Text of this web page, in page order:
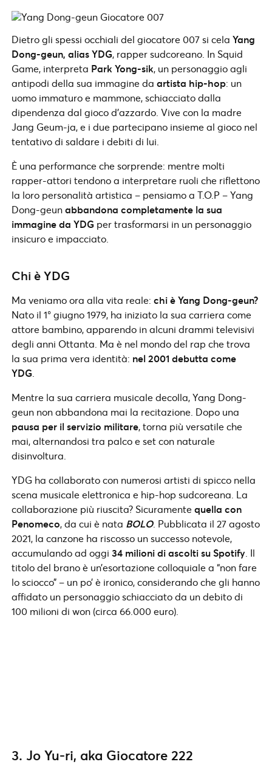
Dietro gli spessi occhiali del giocatore 007 si cela Yang
Dong-geun, alias YDG, rapper sudcoreano. In Squid
Game, interpreta Park Yong-sik, un personaggio agli
antipodi della sua immagine da artista hip-hop: un
uomo immaturo e mammone, schiacciato dalla
dipendenza dal gioco d’azzardo. Vive con la madre
Jang Geum-ja, e i due partecipano insieme al gioco nel
tentativo di saldare i debiti di lui.
È una performance che sorprende: mentre molti
rapper-attori tendono a interpretare ruoli che riflettono
la loro personalità artistica – pensiamo a T.O.P – Yang
Dong-geunabbandona completamente la sua
immagine da YDG per trasformarsi in un personaggio
insicuro e impacciato.
Chi è YDG
Ma veniamo ora alla vita reale: chi è Yang Dong-geun?
Nato il 1° giugno 1979, ha iniziato la sua carriera come
attore bambino, apparendo in alcuni drammi televisivi
degli anni Ottanta. Ma è nel mondo del rap che trova
la sua prima vera identità: nel 2001 debutta come
YDG
Mentre la sua carriera musicale decolla, Yang Dong-
geun non abbandona mai la recitazione. Dopo una
pausa per il servizio militare, torna più versatile che
mai, alternandosi tra palco e set con naturale
disinvoltura.
YDG ha collaborato con numerosi artisti di spicco nella
scena musicale elettronica e hip-hop sudcoreana. La
collaborazione più riuscita? Sicuramentequella con
Penomeco, da cui è nata BOLO. Pubblicata il 27 agosto
2021, la canzone ha riscosso un successo notevole,
accumulando ad oggi 34 milioni di ascolti su Spotify . Il
titolo del brano è un’esortazione colloquiale a “non fare
lo sciocco” – un po’ è ironico, considerando che gli hanno
affidato un personaggio schiacciato da un debito di
100 milioni di won (circa 66.000 euro).
3. Jo Yu-ri, aka Giocatore 222